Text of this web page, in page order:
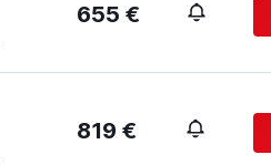
655 €
819 €